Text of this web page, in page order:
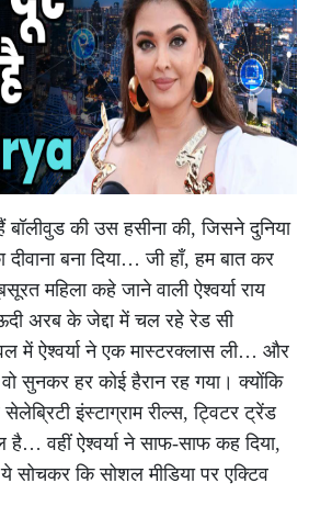
की उस हसीना की, जिसने दुनिया
बना दिया… जी हाँ, हम बात कर
महिला कहे जाने वाली ऐश्वर्या राय
अरब के जेद्दा में चल रहे रेड सी
में ऐश्वर्या ने एक मास्टरक्लास ली… और
सुनकर हर कोई हैरान रह गया। क्योंकि
इंस्टाग्राम रील्स, ट्विटर ट्रेंड
वहीं ऐश्वर्या ने साफ-साफ कह दिया,
सोचकर कि सोशल मीडिया पर एक्टिव